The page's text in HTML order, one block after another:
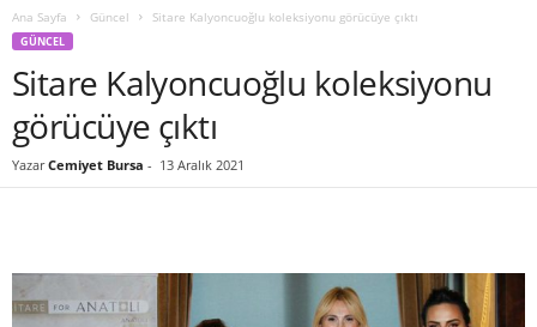
Ana Sayfa Güncel Sitare Kalyoncuoğlu koleksiyonu görücüye çıktı
GÜNCEL
Sitare Kalyoncuoğlu koleksiyonu
görücüye çıktı
Yazar Cemiyet Bursa - 13 Aralık 2021